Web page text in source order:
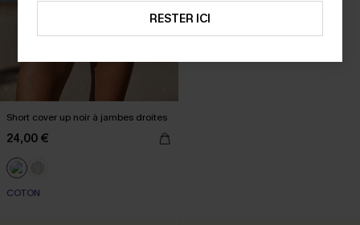
Short cover up noir à jambes droites
24,00 €
COTON
RESTER ICI